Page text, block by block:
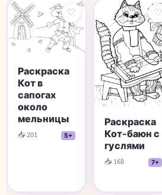
♡
Раскраска
Кот в
сапогах
около
мельницы
📥 201 5+
♡
Раскраска
Кот-баюн с
гуслями
📥 168 7+